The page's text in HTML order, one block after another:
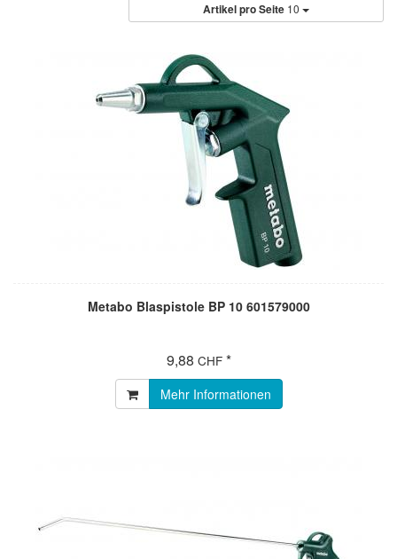
Artikel pro Seite 10
Metabo Blaspistole BP 10 601579000
9,88 CHF*
Mehr Informationen